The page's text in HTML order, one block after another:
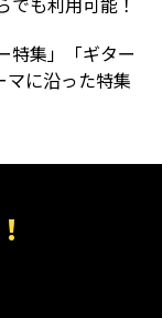
特集」「ギター
に沿った特集